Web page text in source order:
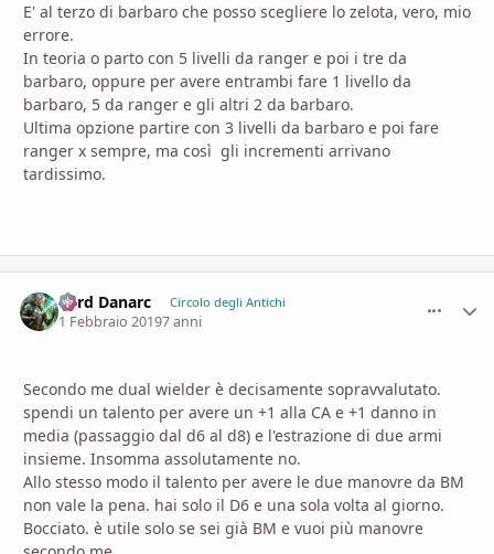
E' al terzo di barbaro che posso scegliere lo zelota, vero, mio
errore.
In teoria o parto con 5 livelli da ranger e poi i tre da
barbaro, oppure per avere entrambi fare 1 livello da
barbaro, 5 da ranger e gli altri 2 da barbaro.
Ultima opzione partire con 3 livelli da barbaro e poi fare
ranger x sempre, ma così gli incrementi arrivano
tardissimo.
Lord Danarc Circolo degli Antichi
1 Febbraio 20197 anni
Secondo me dual wielder è decisamente sopravvalutato.
spendi un talento per avere un +1 alla CA e +1 danno in
media (passaggio dal d6 al d8) e l'estrazione di due armi
insieme. Insomma assolutamente no.
Allo stesso modo il talento per avere le due manovre da BM
non vale la pena. hai solo il D6 e una sola volta al giorno.
Bocciato. è utile solo se sei già BM e vuoi più manovre